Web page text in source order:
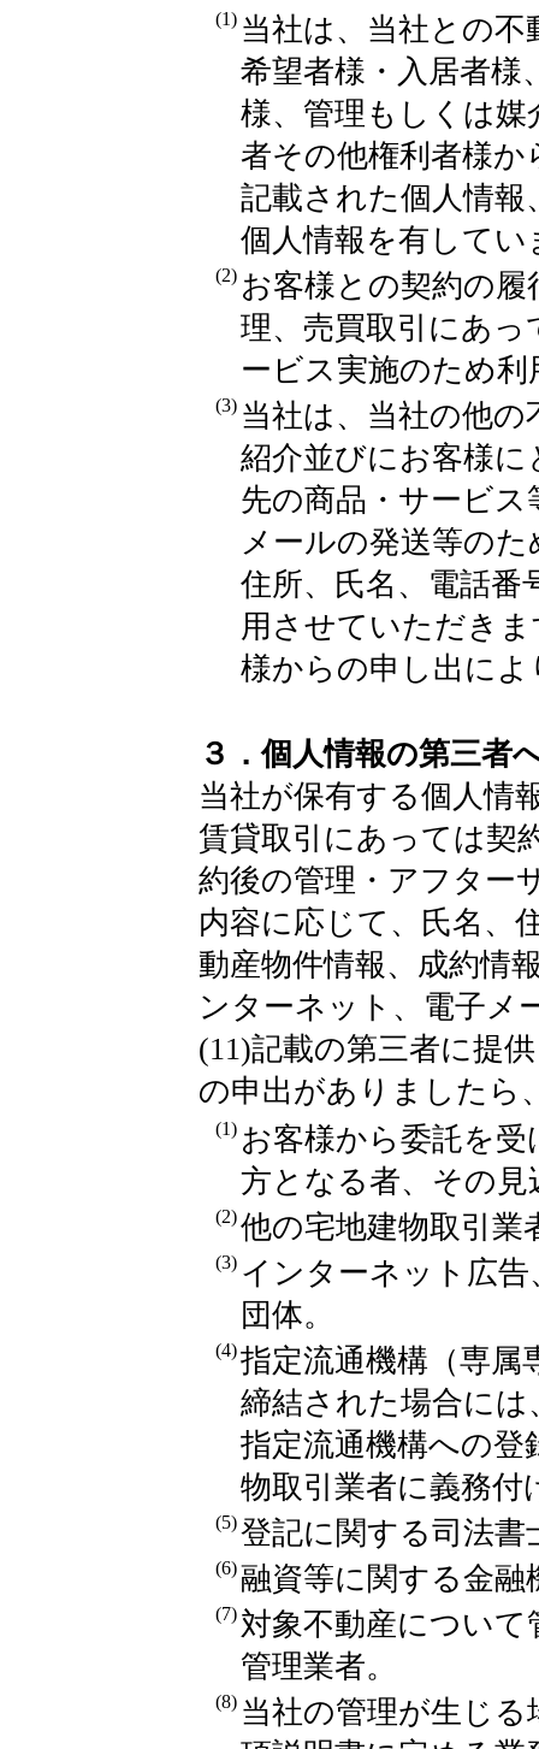
(1) 当社は、当社との
希望者様・入居者様
様、管理もしくは
者その他権利者様か
記載された個人情
個人情報を有してい
(2) お客様との契約の
理、売買取引にあ
ービス実施のため利
(3) 当社は、当社の他
紹介並びにお客様
先の商品・サービ
メールの発送等の
住所、氏名、電話番
用させていただき
様からの申し出に
３．個人情報の第三者
当社が保有する個人情
賃貸取引にあっては契
約後の管理・アフター
内容に応じて、氏名、
動産物件情報、成約情
ンターネット、電子メ
(11)記載の第三者に提
の申出がありましたら
(1) お客様から委託を
方となる者、その見
(2)他の宅地建物取引業
(3) インターネット広
団体。
(4)指定流通機構（専属
締結された場合には
指定流通機構への登
物取引業者に義務
(5)登記に関する司法
(6)融資等に関する金融
(7) 対象不動産につい
管理業者。
(8) 当社の管理が生じ